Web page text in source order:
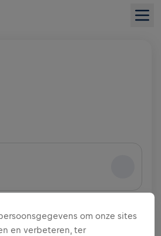
om onze sites
en verbeteren, ter